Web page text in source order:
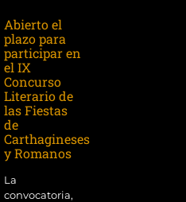
Abierto el
plazo para
participar en
el IX
Concurso
Literario de
las Fiestas
de
Carthagineses
y Romanos
La
convocatoria,